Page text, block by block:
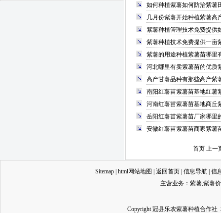
如何种植紫薯如何防治紫薯
几月份紫薯开始种植紫薯高
紫薯种植管理技术免费提供
紫薯种植技术免费提供一亩
紫薯的用途种植紫薯苗哪里
河北哪里有卖紫薯苗的优质
高产甘薯品种有那些高产紫
南阳红薯苗紫薯苗基地红薯
河南红薯苗紫薯苗基地商丘
岳阳红薯苗紫薯苗厂家哪里
安徽红薯苗紫薯苗商家紫薯
首页 上一
Sitemap| html网站地图 返回首页| 信息导航| 信
主营业务： 紫薯,紫薯
Copyright 冠县乐农紫薯种植合作